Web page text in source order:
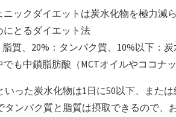
ニックダイエットは炭水化物を極力減
にとるダイエット法
脂質、20%：タンパク質、10%以下：炭
でも中鎖脂肪酸（MCTオイルやココナ
いった炭水化物は1日に50以下、また
タンパク質と脂質は摂取できるので、